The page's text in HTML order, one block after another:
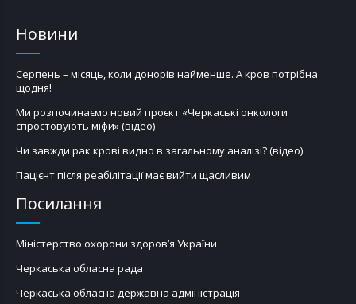
Новини
Серпень – місяць, коли донорів найменше. А кров потрібна
щодня!
Ми розпочинаємо новий проєкт «Черкаські онкологи
спростовують міфи» (відео)
Чи завжди рак крові видно в загальному аналізі? (відео)
Пацієнт після реабілітації має вийти щасливим
Посилання
Міністерство охорони здоров’я України
Черкаська обласна рада
Черкаська обласна державна адміністрація